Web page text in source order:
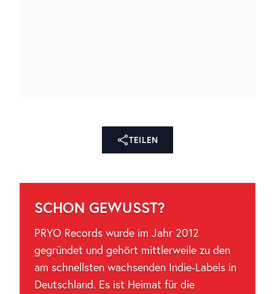
TEILEN
SCHON GEWUSST?
PRYO Records wurde im Jahr 2012
gegründet und gehört mittlerweile zu den
am schnellsten wachsenden Indie-Labels in
Deutschland. Es ist Heimat für die